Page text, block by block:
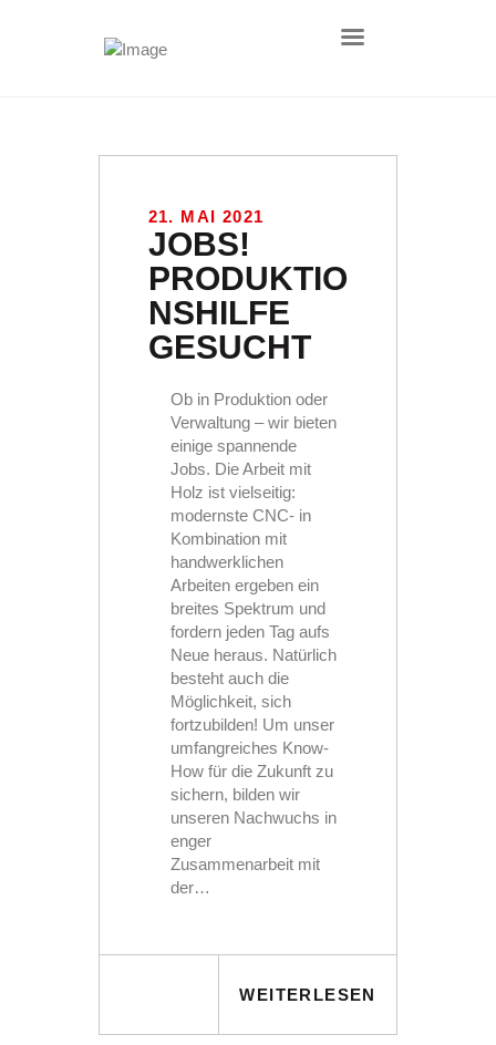
HOME
ÜBER UNS
DEFENCE
PRODUKTE
LEISTUNGEN
KONTAKT
DATENSCHUTZ
NACHHALTIGKEIT
21. MAI 2021
JOBS!
PRODUKTIO
NSHILFE
GESUCHT
Ob in Produktion oder
Verwaltung – wir bieten
einige spannende
Jobs. Die Arbeit mit
Holz ist vielseitig:
modernste CNC- in
Kombination mit
handwerklichen
Arbeiten ergeben ein
breites Spektrum und
fordern jeden Tag aufs
Neue heraus. Natürlich
besteht auch die
Möglichkeit, sich
fortzubilden! Um unser
umfangreiches Know-
How für die Zukunft zu
sichern, bilden wir
unseren Nachwuchs in
enger
Zusammenarbeit mit
der…
WEITERLESEN